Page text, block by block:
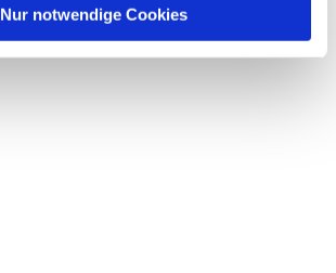
Nur notwendige Cookies